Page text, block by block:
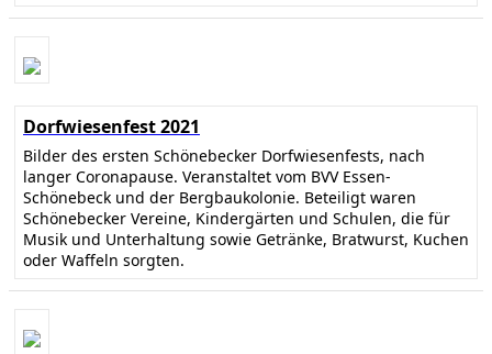
Dorfwiesenfest 2021
Bilder des ersten Schönebecker Dorfwiesenfests, nach
langer Coronapause. Veranstaltet vom BVV Essen-
Schönebeck und der Bergbaukolonie. Beteiligt waren
Schönebecker Vereine, Kindergärten und Schulen, die für
Musik und Unterhaltung sowie Getränke, Bratwurst, Kuchen
oder Waffeln sorgten.